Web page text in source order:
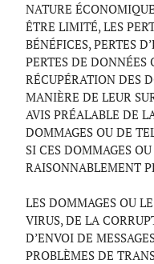
NATURE
ÊTRE LIMITÉ, LES
BÉNÉFICES, PERTES
PERTES DE DONNÉES
RÉCUPÉRATION DES
MANIÈRE DE LEUR
AVIS PRÉALABLE DE
DOMMAGES OU DE
SI CES DOMMAGES
RAISONNABLEMENT
LES DOMMAGES OU
VIRUS, DE LA
D’ENVOI DE
PROBLÈMES DE